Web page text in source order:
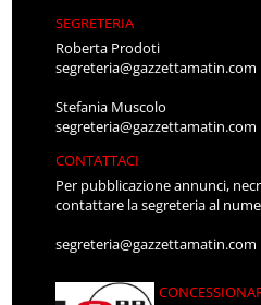
SEGRETERIA
Roberta Prodoti
segreteria@gazzettamatin.com
Stefania Muscolo
segreteria@gazzettamatin.com
CONTATTACI
Per pubblicazione annunci,
contattare la segreteria al
segreteria@gazzettamatin.com